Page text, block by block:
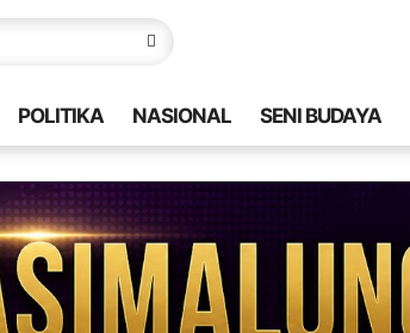
POLITIKA NASIONAL SENI BUDAYA